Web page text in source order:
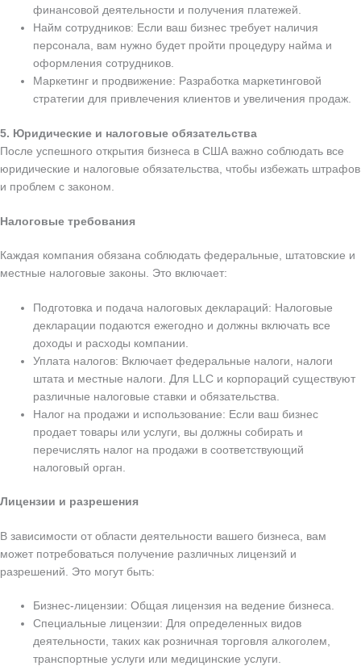
финансовой деятельности и получения платежей.
Найм сотрудников: Если ваш бизнес требует наличия
персонала, вам нужно будет пройти процедуру найма и
оформления сотрудников.
Маркетинг и продвижение: Разработка маркетинговой
стратегии для привлечения клиентов и увеличения продаж.
5. Юридические и налоговые обязательства
После успешного открытия бизнеса в США важно соблюдать все
юридические и налоговые обязательства, чтобы избежать штрафов
и проблем с законом.
Налоговые требования
Каждая компания обязана соблюдать федеральные, штатовские и
местные налоговые законы. Это включает:
Подготовка и подача налоговых деклараций: Налоговые
декларации подаются ежегодно и должны включать все
доходы и расходы компании.
Уплата налогов: Включает федеральные налоги, налоги
штата и местные налоги. Для LLC и корпораций существуют
различные налоговые ставки и обязательства.
Налог на продажи и использование: Если ваш бизнес
продает товары или услуги, вы должны собирать и
перечислять налог на продажи в соответствующий
налоговый орган.
Лицензии и разрешения
В зависимости от области деятельности вашего бизнеса, вам
может потребоваться получение различных лицензий и
разрешений. Это могут быть:
Бизнес-лицензии: Общая лицензия на ведение бизнеса.
Специальные лицензии: Для определенных видов
деятельности, таких как розничная торговля алкоголем,
транспортные услуги или медицинские услуги.